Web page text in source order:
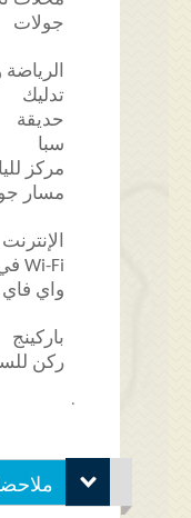
جولات
تدليك
حديقة
سبا
مركز
مسار
Wi-Fi في المناطق العامة
واي
باركينج
ركن
.